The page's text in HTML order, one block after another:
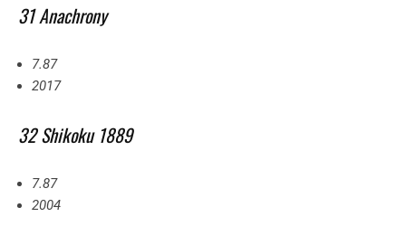
31 Anachrony
7.87
2017
32 Shikoku 1889
7.87
2004